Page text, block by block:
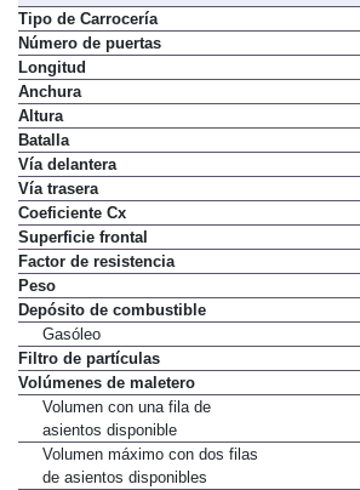
Tipo de Carrocería
Número de puertas
Longitud
Anchura
Altura
Batalla
Vía delantera
Vía trasera
Coeficiente Cx
Superficie frontal
Factor de resistencia
Peso
Depósito de combustible
Gasóleo
Filtro de partículas
Volúmenes de maletero
Volumen con una fila de
asientos disponible
Volumen máximo con dos filas
de asientos disponibles